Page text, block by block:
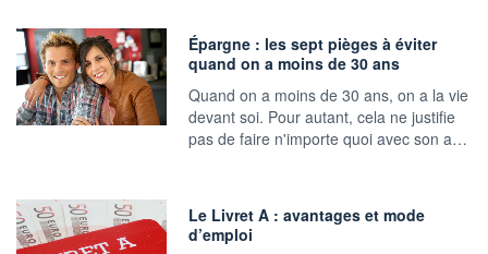
Épargne : les sept pièges à éviter
quand on a moins de 30 ans
Quand on a moins de 30 ans, on a la vie
devant soi. Pour autant, cela ne justifie
pas de faire n'importe quoi avec son a…
Le Livret A : avantages et mode
d’emploi